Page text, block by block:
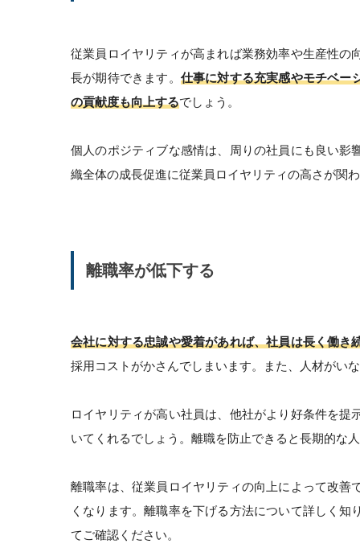
従業員ロイヤリティが高まれば業務効率や生産性
長が期待できます。 仕事に対する充実感やモチベー
の貢献度も向上するでしょう。
個人のポジティブな感情は、周りの社員にも良い
織全体の成長促進に従業員ロイヤリティの高さが関
離職率が低下する
会社に対する忠誠や愛着があれば、社員は長く働き
採用コストがかさんでしまいます。また、人材がい
ロイヤリティが高い社員は、他社がより好条件を
いてくれるでしょう。離職を防止できると長期的な
離職率は、従業員ロイヤリティの向上によって改
くなります。離職率を下げる方法について詳しく
てご確認ください。